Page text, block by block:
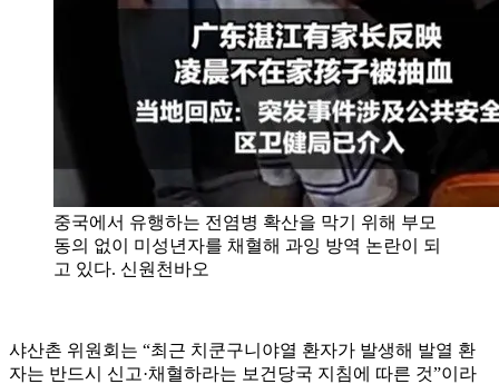
중국에서 유행하는 전염병 확산을 막기 위해 부모
동의 없이 미성년자를 채혈해 과잉 방역 논란이 되
고 있다. 신원천바오
샤산촌 위원회는 “최근 치쿤구니야열 환자가 발생해 발열 환
자는 반드시 신고·채혈하라는 보건당국 지침에 따른 것”이라